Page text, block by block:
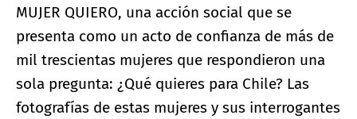
MUJER QUIERO, una acción social que se
presenta como un acto de confianza de más de
mil trescientas mujeres que respondieron una
sola pregunta: ¿Qué quieres para Chile? Las
fotografías de estas mujeres y sus interrogantes